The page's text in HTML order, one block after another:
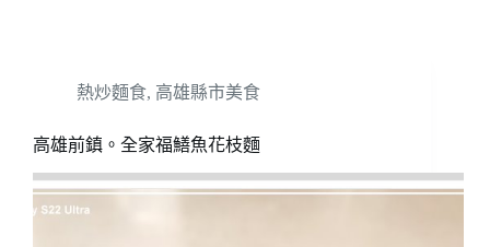
熱炒麵食, 高雄縣市美食
高雄前鎮。全家福鱔魚花枝麵